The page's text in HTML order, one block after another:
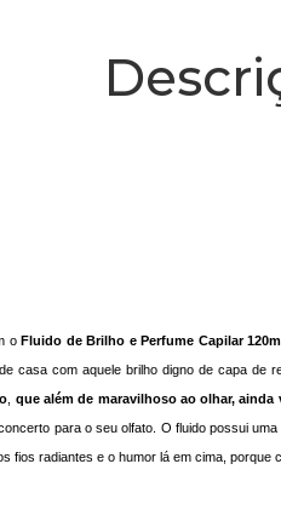
o Fluido de Brilho e Perfume Capilar
casa com aquele brilho digno de capa
que além de maravilhoso ao olhar,
para o seu olfato. O fluido possui
fios radiantes e o humor lá em cima, porque